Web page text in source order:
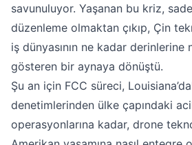
savunuluyor. Yaşanan bu kriz,
düzenleme olmaktan çıkıp, Çin
iş dünyasının ne kadar
gösteren bir aynaya dönüştü.
Şu an için FCC süreci,
denetimlerinden ülke çapındaki
operasyonlarına kadar, drone